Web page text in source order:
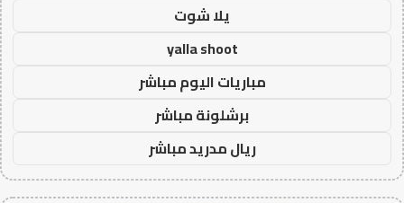
يلا شوت
yalla shoot
مباريات اليوم مباشر
برشلونة مباشر
ريال مدريد مباشر